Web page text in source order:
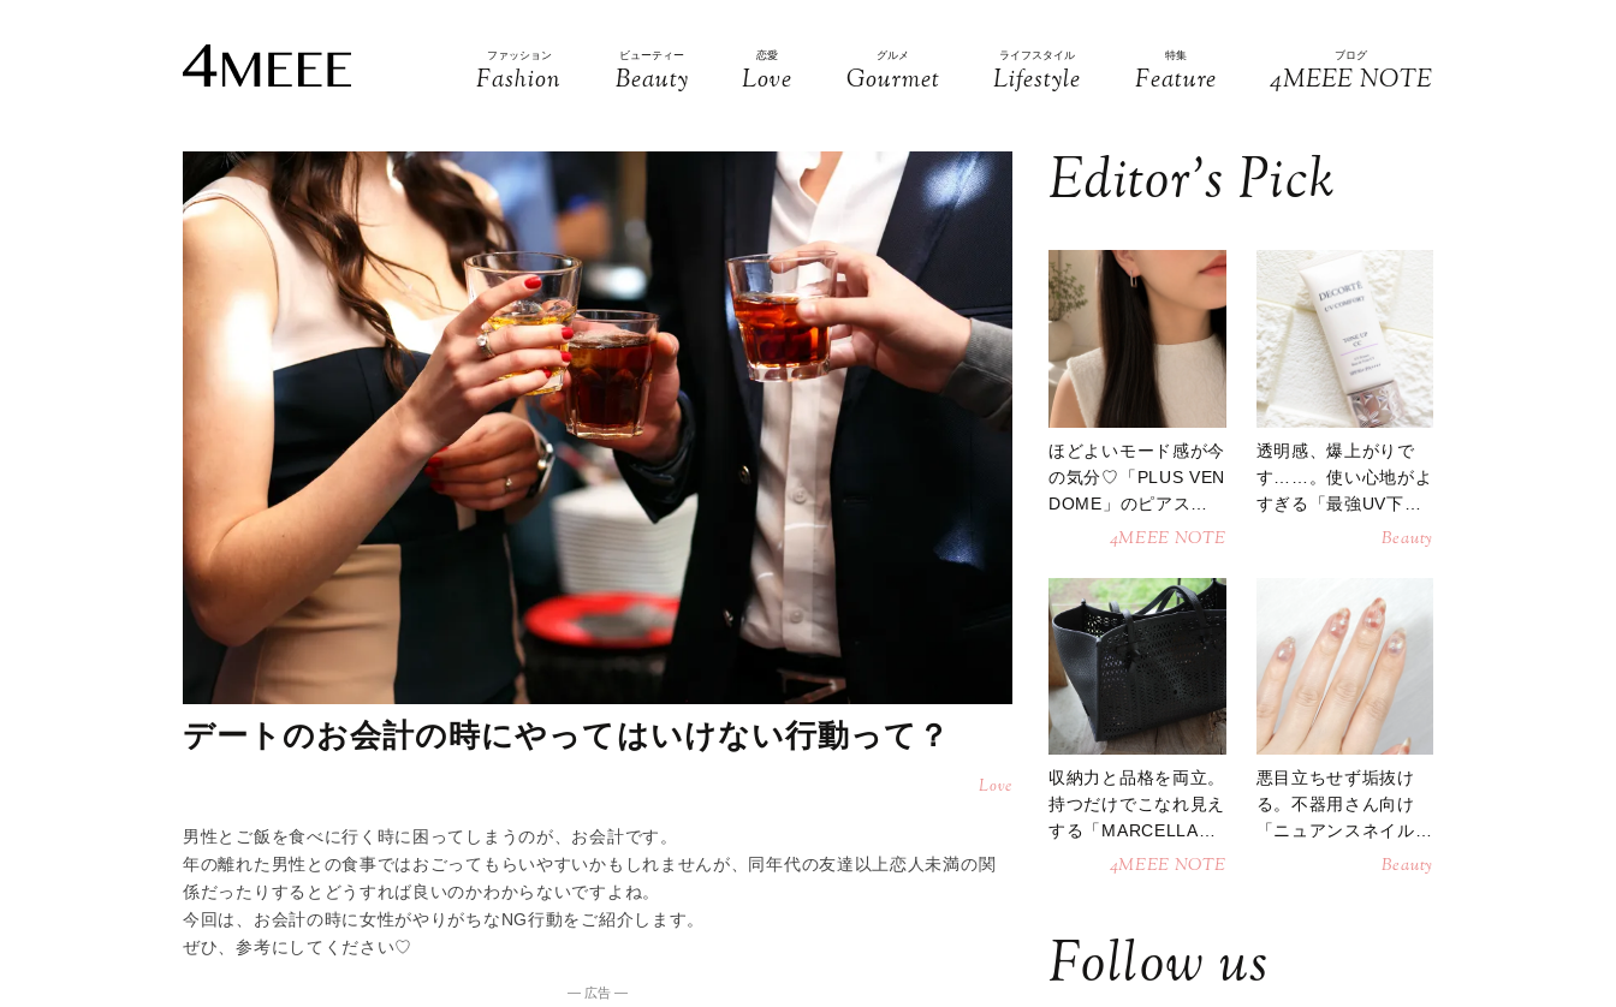
ファッション
Fashion
ビューティー
Beauty
恋愛
Love
グルメ
Gourmet
ライフスタイル
Lifestyle
特集
Feature
ブログ
4MEEE NOTE
デートのお会計の時にやってはいけない行動って？
Love
男性とご飯を食べに行く時に困ってしまうのが、お会計です。
年の離れた男性との食事ではおごってもらいやすいかもしれませんが、同年代の友達以上恋人未満の関
係だったりするとどうすれば良いのかわからないですよね。
今回は、お会計の時に女性がやりがちなNG行動をご紹介します。
ぜひ、参考にしてください♡
― 広告 ―
Editor’s Pick
ほどよいモード感が今
の気分♡「PLUS VEN
DOME」のピアスが
4MEEE NOTE
透明感、爆上がりで
す……。使い心地がよ
すぎる「最強UV下
Beauty
収納力と品格を両立。
持つだけでこなれ見え
する「MARCELLAト
ートバッグ」4MEEE NOTE
悪目立ちせず垢抜け
る。不器用さん向け
「ニュアンスネイル」
Beauty
Follow us